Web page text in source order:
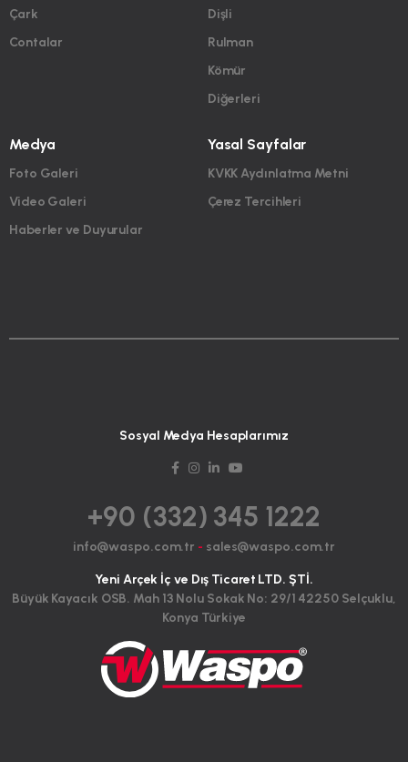
Çark
Contalar
Dişli
Rulman
Kömür
Diğerleri
Medya
Foto Galeri
Video Galeri
Haberler ve Duyurular
Yasal Sayfalar
KVKK Aydınlatma Metni
Çerez Tercihleri
Sosyal Medya Hesaplarımız
+90 (332) 345 1222
info@waspo.com.tr - sales@waspo.com.tr
Yeni Arçek İç ve Dış Ticaret LTD. ŞTİ.
Büyük Kayacık OSB. Mah 13 Nolu Sokak No: 29/1 42250 Selçuklu,
Konya Türkiye